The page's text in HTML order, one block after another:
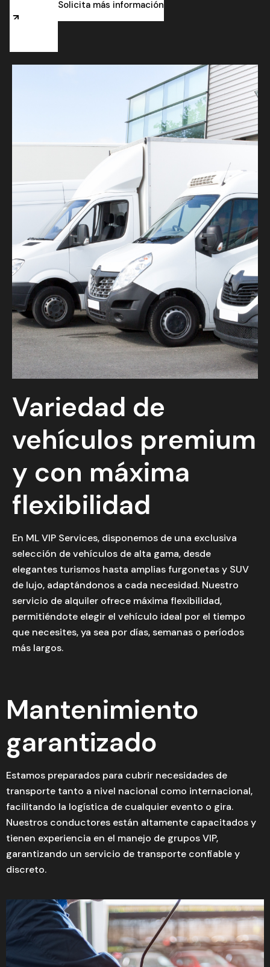
Solicita más información
Variedad de
vehículos premium
y con máxima
flexibilidad
En ML VIP Services, disponemos de una exclusiva
selección de vehículos de alta gama, desde
elegantes turismos hasta amplias furgonetas y SUV
de lujo, adaptándonos a cada necesidad. Nuestro
servicio de alquiler ofrece máxima flexibilidad,
permitiéndote elegir el vehículo ideal por el tiempo
que necesites, ya sea por días, semanas o períodos
más largos.
Mantenimiento
garantizado
Estamos preparados para cubrir necesidades de
transporte tanto a nivel nacional como internacional,
facilitando la logística de cualquier evento o gira.
Nuestros conductores están altamente capacitados y
tienen experiencia en el manejo de grupos VIP,
garantizando un servicio de transporte confiable y
discreto.